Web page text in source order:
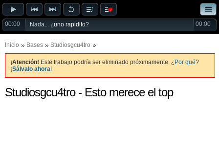
00:00 Nada... ¿uno rapidito? 00:00
Inicio Bases Studiosgcu4tro
¡Atención! Este trabajo podría ser eliminado próximamente. ¿Por qué?
¡Sálvalo ahora!
Studiosgcu4tro - Esto merece el top